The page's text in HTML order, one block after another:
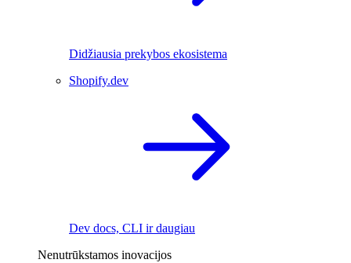
Didžiausia prekybos ekosistema
Shopify.dev
Dev docs, CLI ir daugiau
Nenutrūkstamos inovacijos